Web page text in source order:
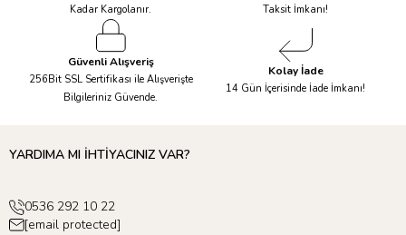
Kadar Kargolanır.
Taksit İmkanı!
Güvenli Alışveriş
256Bit SSL Sertifikası ile Alışverişte
Bilgileriniz Güvende.
Kolay İade
14 Gün İçerisinde İade İmkanı!
YARDIMA MI İHTİYACINIZ VAR?
0536 292 10 22
[email protected]